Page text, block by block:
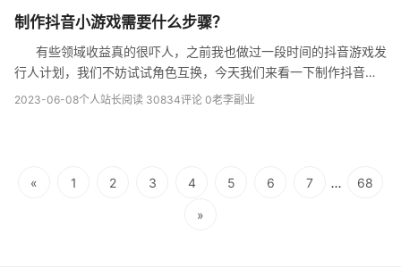
制作抖音小游戏需要什么步骤？
有些领域收益真的很吓人，之前我也做过一段时间的抖音游戏发
行人计划，我们不妨试试角色互换，今天我们来看一下制作抖音小
游戏需要什么步骤？ | 制作抖音小游戏需要经历以下步骤：
2023-06-08个人站长阅读 30834评论 0老李副业
« 1 2 3 4 5 6 7 ... 68
»